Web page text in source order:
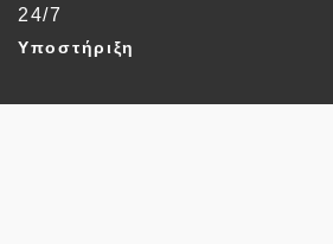
24/7
Υποστήριξη